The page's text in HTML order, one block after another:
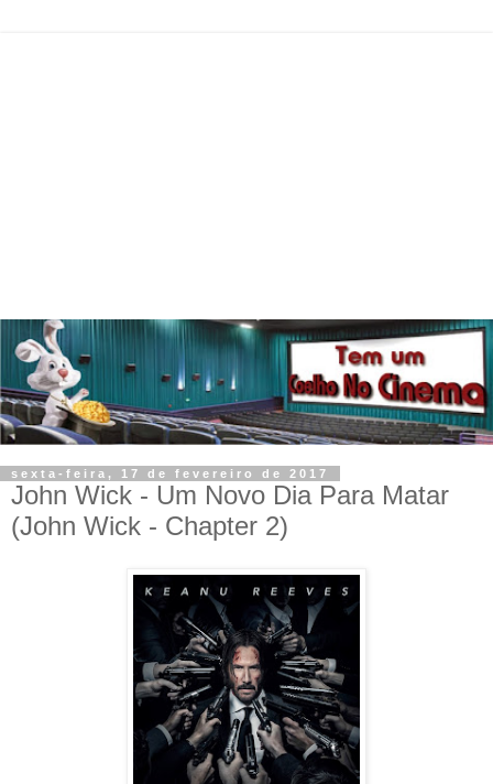
sexta-feira, 17 de fevereiro de 2017
John Wick - Um Novo Dia Para Matar
(John Wick - Chapter 2)